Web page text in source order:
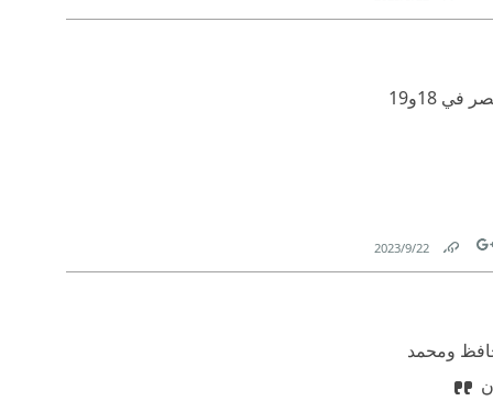
Link
يمكنكم الرجوع إلى كتب كثيرة عن هذه الانتفاضة مثل كتاب كمال خليل " حكايات من زمن فات " أو كتاب حسين عبد الرازق "مصر في 18و19
Link
22‏/9‏/2023
ومحمد